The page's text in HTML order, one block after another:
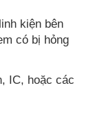
kiện bên
có bị hỏng
IC, hoặc các